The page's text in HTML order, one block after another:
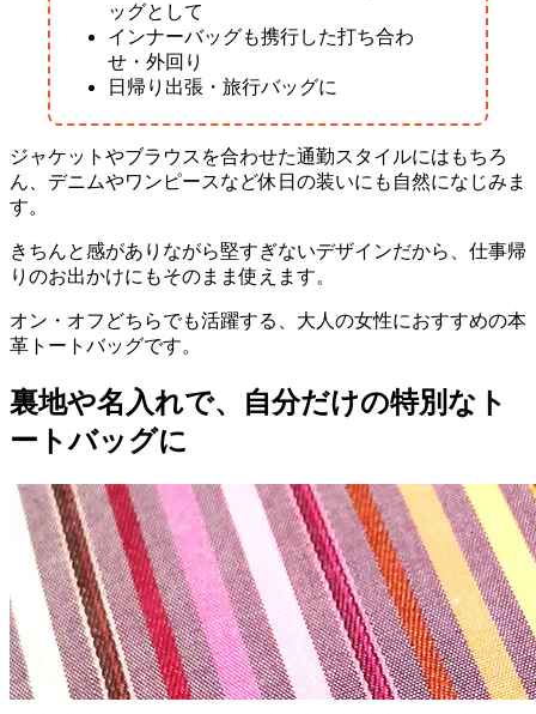
ッグとして
インナーバッグも携行した打ち合わ
せ・外回り
日帰り出張・旅行バッグに
ジャケットやブラウスを合わせた通勤スタイルにはもちろ
ん、デニムやワンピースなど休日の装いにも自然になじみま
す。
きちんと感がありながら堅すぎないデザインだから、仕事帰
りのお出かけにもそのまま使えます。
オン・オフどちらでも活躍する、大人の女性におすすめの本
革トートバッグです。
裏地や名入れで、自分だけの特別なト
ートバッグに